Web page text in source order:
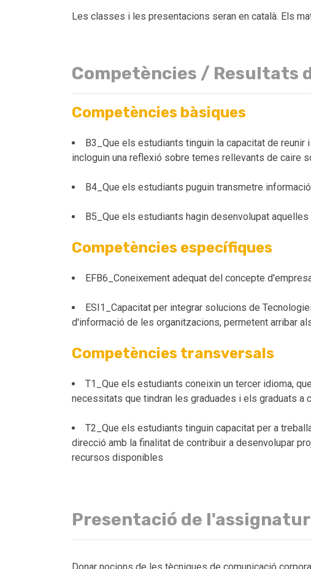
Les classes i les presentacions seran en català. Els
Competències / Resultats
Competències bàsiques
B3_Que els estudiants tinguin la capacitat de
incloguin una reflexió sobre temes rellevants de caire
B4_Que els estudiants puguin transmetre
B5_Que els estudiants hagin desenvolupat
Competències específiques
EFB6_Coneixement adequat del concepte
ESI1_Capacitat per integrar solucions de
d'informació de les organitzacions, permetent arribar
Competències transversals
T1_Que els estudiants coneixin un tercer idioma,
necessitats que tindran les graduades i els graduats a
T2_Que els estudiants tinguin capacitat per a
direcció amb la finalitat de contribuir a desenvolupar
recursos disponibles
Presentació de
Donar nocions de les tècniques de comunicació